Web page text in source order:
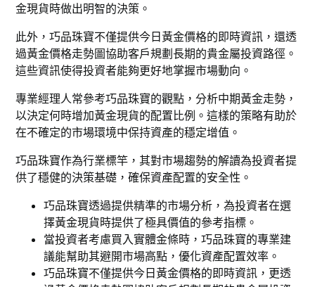
金現貨時做出明智的決策。
此外，巧品珠寶不僅提供今日黃金價格的即時資訊，還透
過黃金價格走勢圖協助客戶規劃長期的貴金屬投資路徑。
這些資訊使得投資者能夠更好地掌握市場動向。
專業經理人常參考巧品珠寶的觀點，分析中期黃金走勢，
以決定何時增加黃金現貨的配置比例。這樣的策略有助於
在不確定的市場環境中保持資產的穩定增值。
巧品珠寶作為行業標竿，其對市場趨勢的解讀為投資者提
供了穩健的決策基礎，確保資產配置的安全性。
巧品珠寶透過提供精準的市場分析，為投資者在選
擇黃金現貨時提供了極具價值的參考指標。
當投資者考慮買入實體金條時，巧品珠寶的專業建
議能幫助其避開市場高點，優化資產配置效率。
巧品珠寶不僅提供今日黃金價格的即時資訊，更透